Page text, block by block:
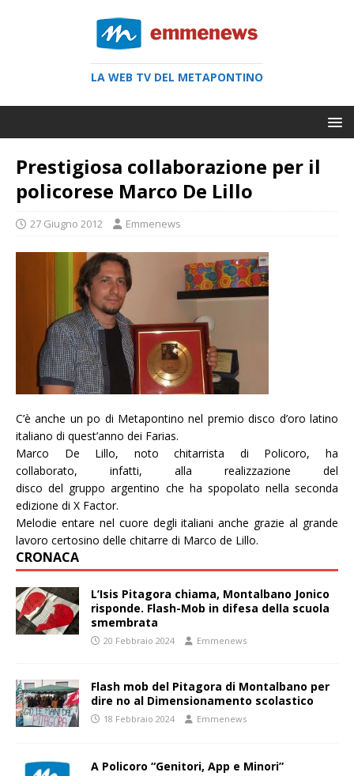
LA WEB TV DEL METAPONTINO
Prestigiosa collaborazione per il
policorese Marco De Lillo
27 Giugno 2012 Emmenews
C’è anche un po di Metapontino nel premio disco d’oro latino
italiano di quest’anno dei Farias.
Marco
De Lillo, noto chitarrista di Policoro,
ha
collaborato, infatti, alla realizzazione
del
discodel gruppo argentino che ha spopolato nella seconda
edizione di X Factor.
Melodie entare nel cuore degli italiani anche grazie al grande
lavoro certosino delle chitarre di Marco de Lillo.
CRONACA
L’Isis Pitagora chiama, Montalbano Jonico
risponde. Flash-Mob in difesa della scuola
smembrata
20 Febbraio 2024 Emmenews
Flash mob del Pitagora di Montalbano per
dire no al Dimensionamento scolastico
18 Febbraio 2024 Emmenews
A Policoro “Genitori, App e Minori”